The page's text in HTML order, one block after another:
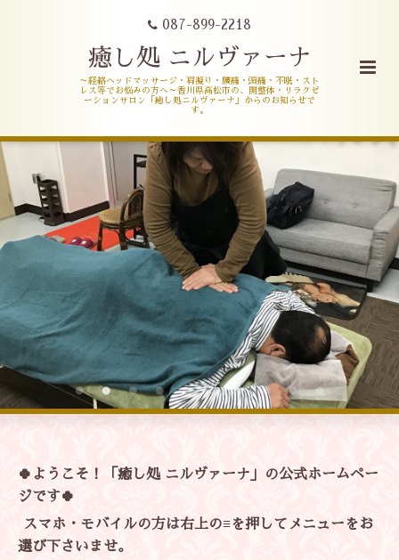
087-899-2218
癒し処 ニルヴァーナ
～経絡ヘッドマッサージ・肩凝り・腰痛・頭痛・不眠・スト
レス等でお悩みの方へ～香川県高松市の、開整体・リラクゼ
ーションサロン「癒し処ニルヴァーナ」からのお知らせで
す。
🍀ようこそ！「 癒し処 ニルヴァーナ」の公式ホームペー
ジです🍀
スマホ・ モバイルの方は右上の≡を押してメニューをお
選び下さいませ。